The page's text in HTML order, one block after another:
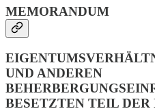
MEMORANDUM
UND ANDEREN
BESETZTEN TEIL